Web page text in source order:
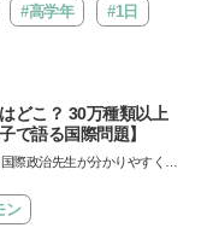
#高学年 #1日
どこ？ 30万種類以上
で語る国際問題】
際政治先生が分かりやすく解
ン